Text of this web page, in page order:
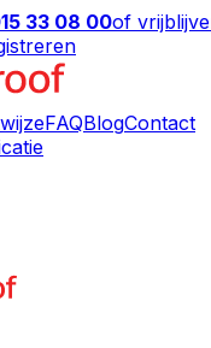
33 08 00of
FAQBlogContact